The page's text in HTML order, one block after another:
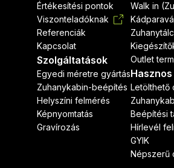
Értékesítési pontok
Viszonteladóknak
Referenciák
Kapcsolat
Szolgáltatások
Egyedi méretre gyártás
Zuhanykabin-beépítés
Helyszíni felmérés
Képnyomtatás
Gravírozás
Walk in
Outlet
Hasznos
Letölthető
Beépítési
Hírlevél
GYIK
Népszerű